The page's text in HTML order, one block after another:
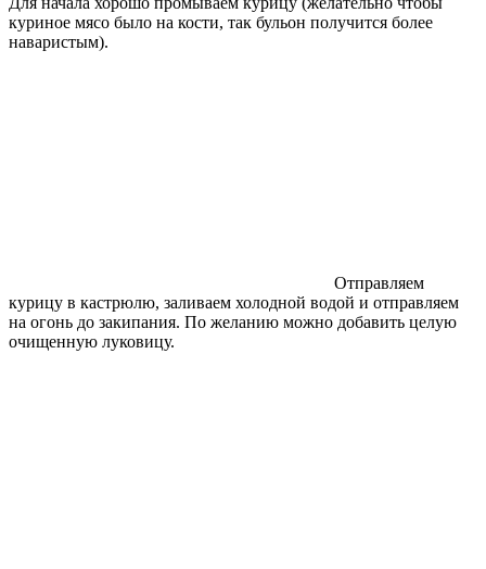
куриное мясо было на кости, так бульон получится более
наваристым).
Отправляем
курицу в кастрюлю, заливаем холодной водой и отправляем
на огонь до закипания. По желанию можно добавить целую
очищенную луковицу.